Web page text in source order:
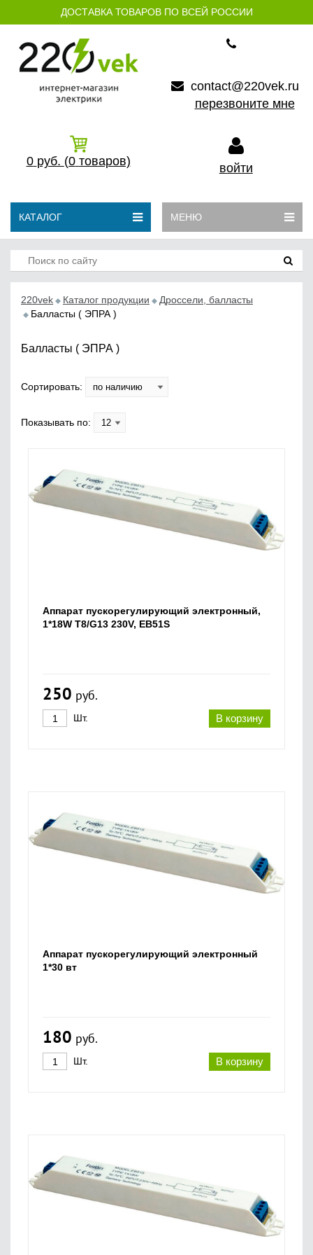
ДОСТАВКА ТОВАРОВ ПО ВСЕЙ РОССИИ
contact@220vek.ru
перезвоните мне
0 руб. (0 товаров) войти
КАТАЛОГ МЕНЮ
220vek Каталог продукции
Дроссели, балласты
Балласты ( ЭПРА )
Балласты ( ЭПРА )
Сортировать:
Показывать по:
Аппарат пускорегулирующий электронный,
1*18W T8/G13 230V, EB51S
250 руб.
В корзину
Шт.
Аппарат пускорегулирующий электронный
1*30 вт
180 руб.
В корзину
Шт.